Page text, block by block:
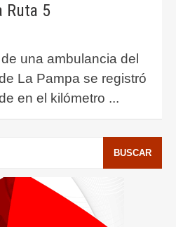
Ruta 5
una ambulancia del
La Pampa se registró
en el kilómetro ...